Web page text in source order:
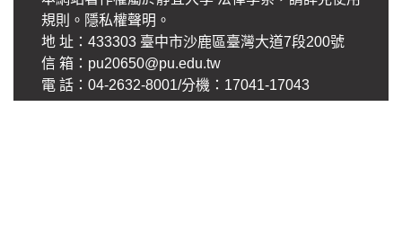
規則。 隱私權聲明 。
地 址：433303 臺中市沙鹿區臺灣大道7段200號
信 箱：pu20650@pu.edu.tw
電 話：04-2632-8001/分機：17041-17043